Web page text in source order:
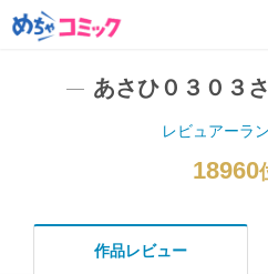
あさひ０３０３
レビュアーラ
18960
作品レビュー